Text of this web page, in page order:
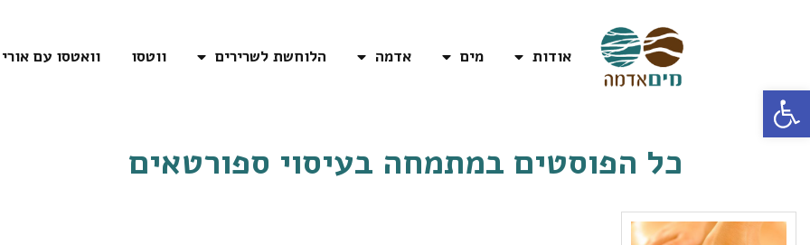
פתח סרגל נגישות
אודות מים אדמה הלוחשת לשרירים ווטסו וואטסו עם אורי
כל הפוסטים במתמחה בעיסוי ספורטאים